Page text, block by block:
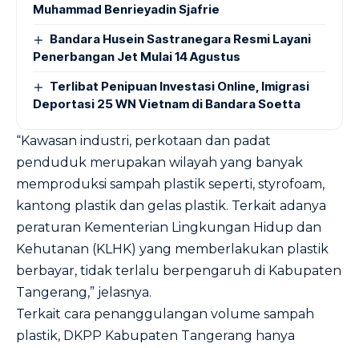
Muhammad Benrieyadin Sjafrie
Bandara Husein Sastranegara Resmi Layani
Penerbangan Jet Mulai 14 Agustus
Terlibat Penipuan Investasi Online, Imigrasi
Deportasi 25 WN Vietnam di Bandara Soetta
“Kawasan industri, perkotaan dan padat
penduduk merupakan wilayah yang banyak
memproduksi sampah plastik seperti, styrofoam,
kantong plastik dan gelas plastik. Terkait adanya
peraturan Kementerian Lingkungan Hidup dan
Kehutanan (KLHK) yang memberlakukan plastik
berbayar, tidak terlalu berpengaruh di Kabupaten
Tangerang,” jelasnya.
Terkait cara penanggulangan volume sampah
plastik, DKPP Kabupaten Tangerang hanya